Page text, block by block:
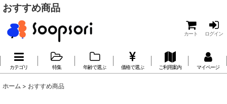
おすすめ商品
カート ログイン
カテゴリ 特集 年齢で選ぶ 価格で選ぶ ご利用案内 マイページ
ホーム > おすすめ商品